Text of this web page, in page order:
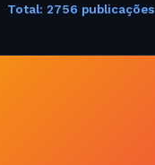
Total: 2756 publicações